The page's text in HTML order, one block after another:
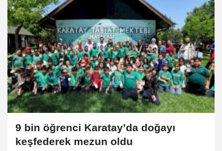
9 bin öğrenci Karatay’da doğayı
keşfederek mezun oldu